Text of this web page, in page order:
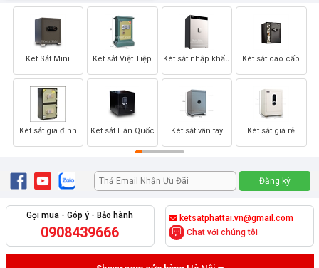
Két Sắt Mini
Két sắt gia đình
Két sắt Việt Tiệp
Két sắt Hàn Quốc
Két sắt nhập khẩu
Két sắt vân tay
Két sắt cao cấp
Két sắt giá rẻ
Gọi mua - Góp ý - Bảo hành
0908439666
ketsatphattai.vn@gmail.com
Chat với chúng tôi